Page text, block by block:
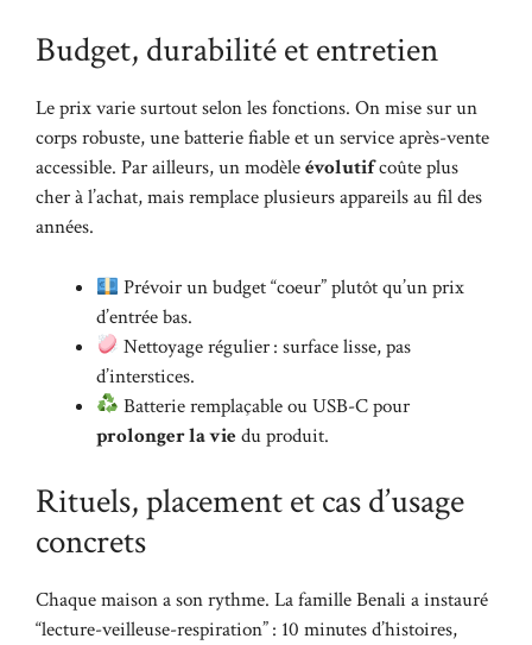
Budget, durabilité et entretien
Le prix varie surtout selon les fonctions. On mise sur un
corps robuste, une batterie fiable et un service après-vente
accessible. Par ailleurs, un modèleévolutifcoûte plus
cher à l’achat, mais remplace plusieurs appareils au fil des
années.
Prévoir un budget “coeur” plutôt qu’un prix
d’entrée bas.
Nettoyage régulier : surface lisse, pas
d’interstices.
Batterie remplaçable ou USB-C pour
prolonger la viedu produit.
Rituels, placement et cas d’usage
concrets
Chaque maison a son rythme. La famille Benali a instauré
“lecture-veilleuse-respiration” : 10 minutes d’histoires,